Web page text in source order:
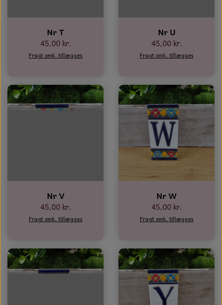
Nr T
45,00 kr.
Fragt omk. tillægges
Nr U
45,00 kr.
Fragt omk. tillægges
Nr V
45,00 kr.
Fragt omk. tillægges
Nr W
45,00 kr.
Fragt omk. tillægges